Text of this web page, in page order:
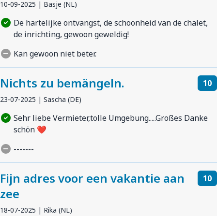
10-09-2025 | Basje (NL)
De hartelijke ontvangst, de schoonheid van de chalet,
de inrichting, gewoon geweldig!
Kan gewoon niet beter.
Nichts zu bemängeln.
23-07-2025 | Sascha (DE)
10
Sehr liebe Vermieter,tolle Umgebung.....Großes Danke
schön ❤️
-------
Fijn adres voor een vakantie aan
zee
18-07-2025 | Rika (NL)
10